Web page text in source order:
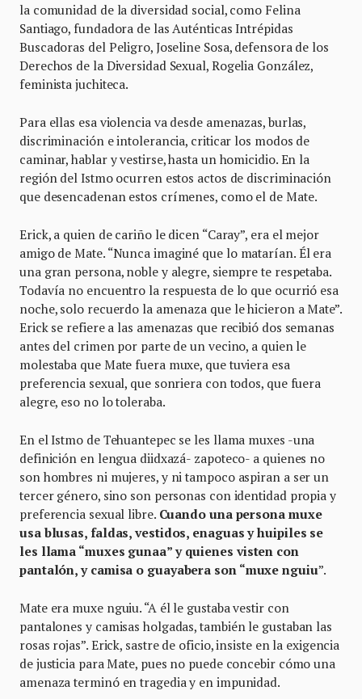
la comunidad de la diversidad social, como Felina
Santiago, fundadora de las Auténticas Intrépidas
Buscadoras del Peligro, Joseline Sosa, defensora de los
Derechos de la Diversidad Sexual, Rogelia González,
feminista juchiteca.
Para ellas esa violencia va desde amenazas, burlas,
discriminación e intolerancia, criticar los modos de
caminar, hablar y vestirse, hasta un homicidio. En la
región del Istmo ocurren estos actos de discriminación
que desencadenan estos crímenes, como el de Mate.
Erick, a quien de cariño le dicen “Caray”, era el mejor
amigo de Mate. “Nunca imaginé que lo matarían. Él era
una gran persona, noble y alegre, siempre te respetaba.
Todavía no encuentro la respuesta de lo que ocurrió esa
noche, solo recuerdo la amenaza que le hicieron a Mate”.
Erick se refiere a las amenazas que recibió dos semanas
antes del crimen por parte de un vecino, a quien le
molestaba que Mate fuera muxe, que tuviera esa
preferencia sexual, que sonriera con todos, que fuera
alegre, eso no lo toleraba.
En el Istmo de Tehuantepec se les llama muxes -una
definición en lengua diidxazá- zapoteco- a quienes no
son hombres ni mujeres, y ni tampoco aspiran a ser un
tercer género, sino son personas con identidad propia y
preferencia sexual libre. Cuando una persona muxe
usa blusas, faldas, vestidos, enaguas y huipiles se
les llama “muxes gunaa” y quienes visten con
pantalón, y camisa o guayabera son “muxe nguiu”.
Mate era muxe nguiu. “A él le gustaba vestir con
pantalones y camisas holgadas, también le gustaban las
rosas rojas”. Erick, sastre de oficio, insiste en la exigencia
de justicia para Mate, pues no puede concebir cómo una
amenaza terminó en tragedia y en impunidad.